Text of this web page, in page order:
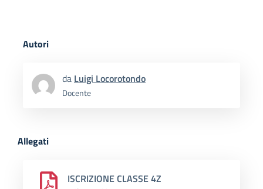
Autori
da Luigi Locorotondo
Docente
Allegati
ISCRIZIONE CLASSE 4Z